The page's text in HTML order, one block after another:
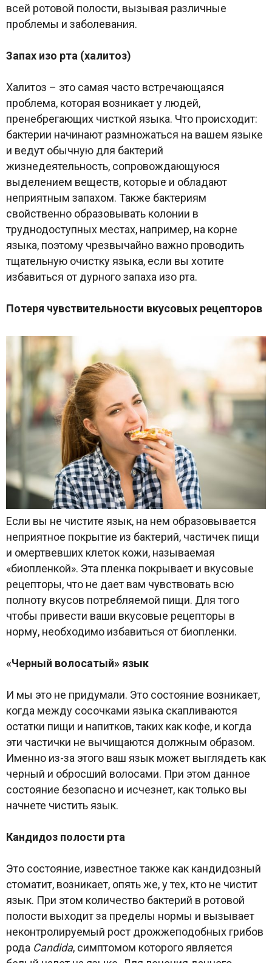
всей ротовой полости, вызывая различные
проблемы и заболевания.
Запах изо рта (халитоз)
Халитоз – это самая часто встречающаяся
проблема, которая возникает у людей,
пренебрегающих чисткой языка. Что происходит:
бактерии начинают размножаться на вашем языке
и ведут обычную для бактерий
жизнедеятельность, сопровождающуюся
выделением веществ, которые и обладают
неприятным запахом. Также бактериям
свойственно образовывать колонии в
труднодоступных местах, например, на корне
языка, поэтому чрезвычайно важно проводить
тщательную очистку языка, если вы хотите
избавиться от дурного запаха изо рта.
Потеря чувствительности вкусовых рецепторов
Если вы не чистите язык, на нем образовывается
неприятное покрытие из бактерий, частичек пищи
и омертвевших клеток кожи, называемая
«биопленкой». Эта пленка покрывает и вкусовые
рецепторы, что не дает вам чувствовать всю
полноту вкусов потребляемой пищи. Для того
чтобы привести ваши вкусовые рецепторы в
норму, необходимо избавиться от биопленки.
«Черный волосатый» язык
И мы это не придумали. Это состояние возникает,
когда между сосочками языка скапливаются
остатки пищи и напитков, таких как кофе, и когда
эти частички не вычищаются должным образом.
Именно из-за этого ваш язык может выглядеть как
черный и обросший волосами. При этом данное
состояние безопасно и исчезнет, как только вы
начнете чистить язык.
Кандидоз полости рта
Это состояние, известное также как кандидозный
стоматит, возникает, опять же, у тех, кто не чистит
язык. При этом количество бактерий в ротовой
полости выходит за пределы нормы и вызывает
неконтролируемый рост дрожжеподобных грибов
рода Candida, симптомом которого является